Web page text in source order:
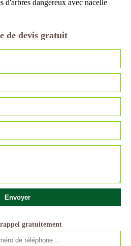
d'arbres dangereux avec nacelle
de devis gratuit
gratuitement